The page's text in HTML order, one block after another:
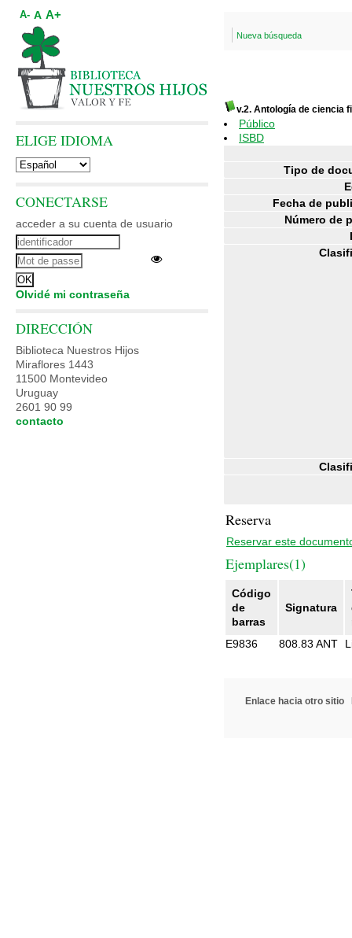
Nueva búsqueda
v.2. Antología de ciencia
Público
ISBD
Tipo de
Fecha de
Número de
Reserva
Reservar este
Ejemplares(1)
Código
de
barras
Signatura
E9836
808.83 ANT
Enlace hacia otro sitio
A- A A+
ELIGE IDIOMA
CONECTARSE
acceder a su cuenta de usuario
Olvidé mi contraseña
DIRECCIÓN
Biblioteca Nuestros Hijos
Miraflores 1443
11500 Montevideo
Uruguay
2601 90 99
contacto